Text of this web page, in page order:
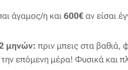
άγαμος/η και600€ αν είσαι
μηνών: πριν μπεις στα βαθιά,
την επόμενη μέρα! Φυσικά και